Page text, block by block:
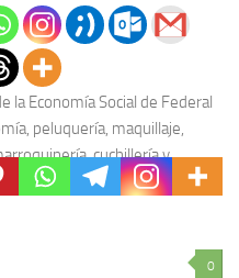
la Economía Social de Federal
peluquería, maquillaje,
cuchillería y
0